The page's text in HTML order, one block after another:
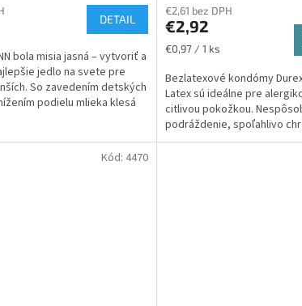
DETAIL
bola misia jasná – vytvoriť a
jedlo na svete pre
So zavedením detských
podielu mlieka klesá
€2,61 bez DPH
€2,92
Jednotková
€0,97 / 1 ks
Bezlatexové kondómy
Latex sú ideálne pre
citlivou pokožkou.
podráždenie, spoľahlivo
nechceným počatím a sú
Kód: 4470